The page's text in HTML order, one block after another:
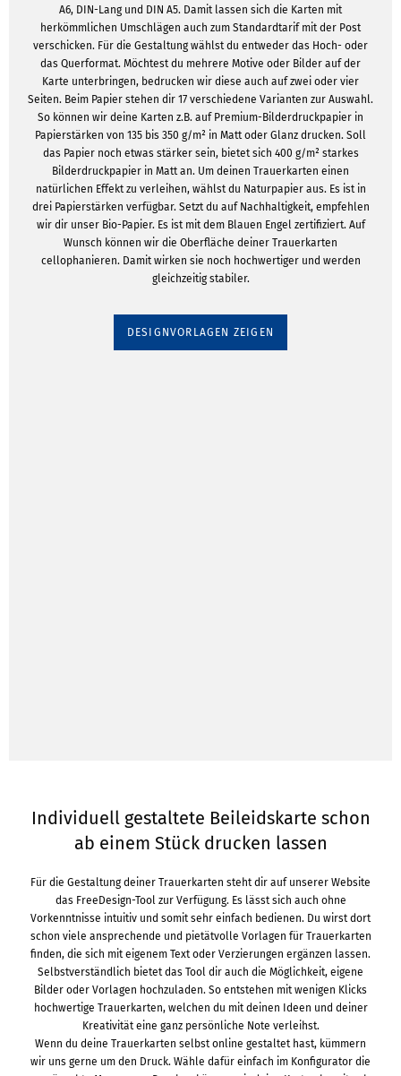
A6, DIN-Lang und DIN A5. Damit lassen sich die Karten mit
herkömmlichen Umschlägen auch zum Standardtarif mit der Post
verschicken. Für die Gestaltung wählst du entweder das Hoch- oder
das Querformat. Möchtest du mehrere Motive oder Bilder auf der
Karte unterbringen, bedrucken wir diese auch auf zwei oder vier
Seiten. Beim Papier stehen dir 17 verschiedene Varianten zur Auswahl.
So können wir deine Karten z.B. auf Premium-Bilderdruckpapier in
Papierstärken von 135 bis 350 g/m² in Matt oder Glanz drucken. Soll
das Papier noch etwas stärker sein, bietet sich 400 g/m² starkes
Bilderdruckpapier in Matt an. Um deinen Trauerkarten einen
natürlichen Effekt zu verleihen, wählst du Naturpapier aus. Es ist in
drei Papierstärken verfügbar. Setzt du auf Nachhaltigkeit, empfehlen
wir dir unser Bio-Papier. Es ist mit dem Blauen Engel zertifiziert. Auf
Wunsch können wir die Oberfläche deiner Trauerkarten
cellophanieren. Damit wirken sie noch hochwertiger und werden
gleichzeitig stabiler.
DESIGNVORLAGEN ZEIGEN
Individuell gestaltete Beileidskarte schon
ab einem Stück drucken lassen
Für die Gestaltung deiner Trauerkarten steht dir auf unserer Website
das FreeDesign-Tool zur Verfügung. Es lässt sich auch ohne
Vorkenntnisse intuitiv und somit sehr einfach bedienen. Du wirst dort
schon viele ansprechende und pietätvolle Vorlagen für Trauerkarten
finden, die sich mit eigenem Text oder Verzierungen ergänzen lassen.
Selbstverständlich bietet das Tool dir auch die Möglichkeit, eigene
Bilder oder Vorlagen hochzuladen. So entstehen mit wenigen Klicks
hochwertige Trauerkarten, welchen du mit deinen Ideen und deiner
Kreativität eine ganz persönliche Note verleihst.
Wenn du deine Trauerkarten selbst online gestaltet hast, kümmern
wir uns gerne um den Druck. Wähle dafür einfach im Konfigurator die